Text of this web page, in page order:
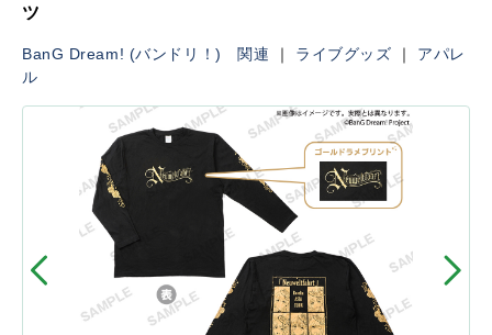
ツ
BanG Dream! (バンドリ！) 関連 ｜ ライブグッズ ｜ アパレ
ル